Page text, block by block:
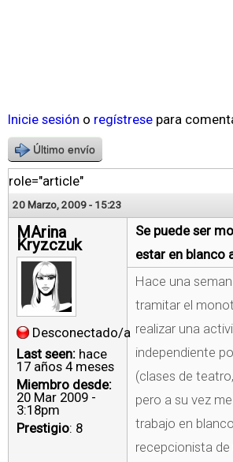
Inicie sesión o regístrese para
Último envío
role="article"
20 Marzo, 2009 - 15:23
MArina
Kryzczuk
Desconectado/a
Last seen: hace
17 años 4 meses
Miembro desde:
20 Mar 2009 -
3:18pm
Prestigio: 8
Se puede ser
estar en blanco
Hace una
tramitar el
realizar una
independiente
(clases de
pero a su vez
trabajo en
recepcionista